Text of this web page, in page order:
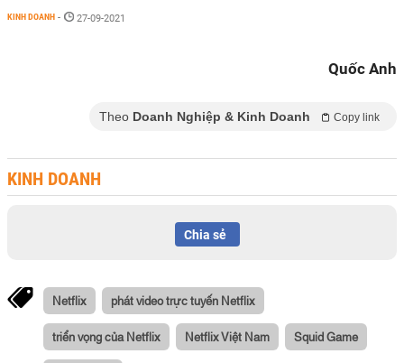
KINH DOANH - 27-09-2021
Quốc Anh
Theo Doanh Nghiệp & Kinh Doanh Copy link
KINH DOANH
Chia sẻ
Netflix phát video trực tuyến Netflix
triển vọng của Netflix Netflix Việt Nam Squid Game